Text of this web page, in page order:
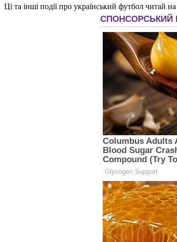
Ці та інші події про український футбол читай